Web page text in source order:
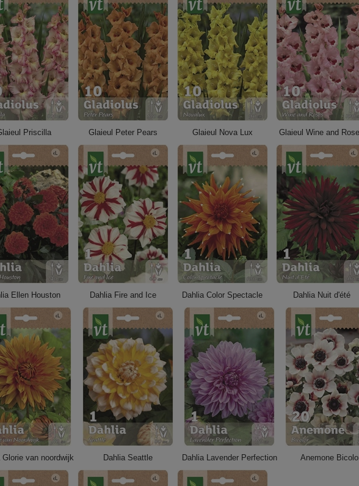
Priscilla Glaieul Peter Pears Glaieul Nova Lux Glaieul Wine and
Ellen Houston Dahlia Fire and Ice Dahlia Color Spectacle Dahlia Nuit d'été
Glorie van noordwijk Dahlia Seattle Dahlia Lavender Perfection Anemone